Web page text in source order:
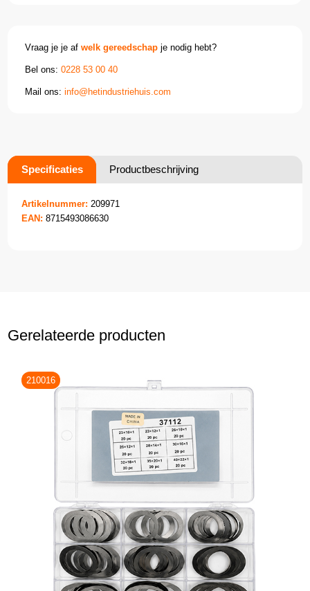
Vraag je je afwelk gereedschap je nodig hebt?
Bel ons:0228 53 00 40
Mail ons:info@hetindustriehuis.com
Specificaties Productbeschrijving
Artikelnummer: 209971
EAN: 8715493086630
Gerelateerde producten
210016